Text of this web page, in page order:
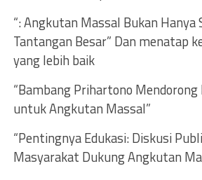
“: Angkutan Massal Bukan Hanya
Tantangan Besar” Dan menatap
yang lebih baik
“Bambang Prihartono
untuk Angkutan Massal”
“Pentingnya Edukasi: Diskusi
Masyarakat Dukung Angkutan